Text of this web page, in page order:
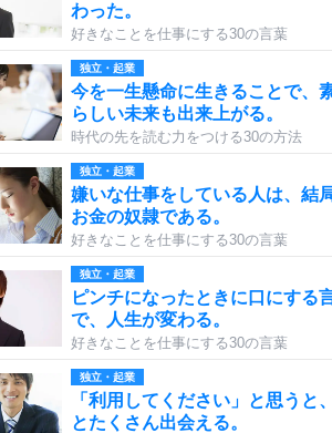
わった。
好きなことを仕事にする30の言葉
独立・起業
今を一生懸命に生きることで、
らしい未来も出来上がる。
時代の先を読む力をつける30の方法
独立・起業
嫌いな仕事をしている人は、結局
お金の奴隷である。
好きなことを仕事にする30の言葉
独立・起業
ピンチになったときに口にする
で、人生が変わる。
好きなことを仕事にする30の言葉
独立・起業
「利用してください」と思うと
とたくさん出会える。